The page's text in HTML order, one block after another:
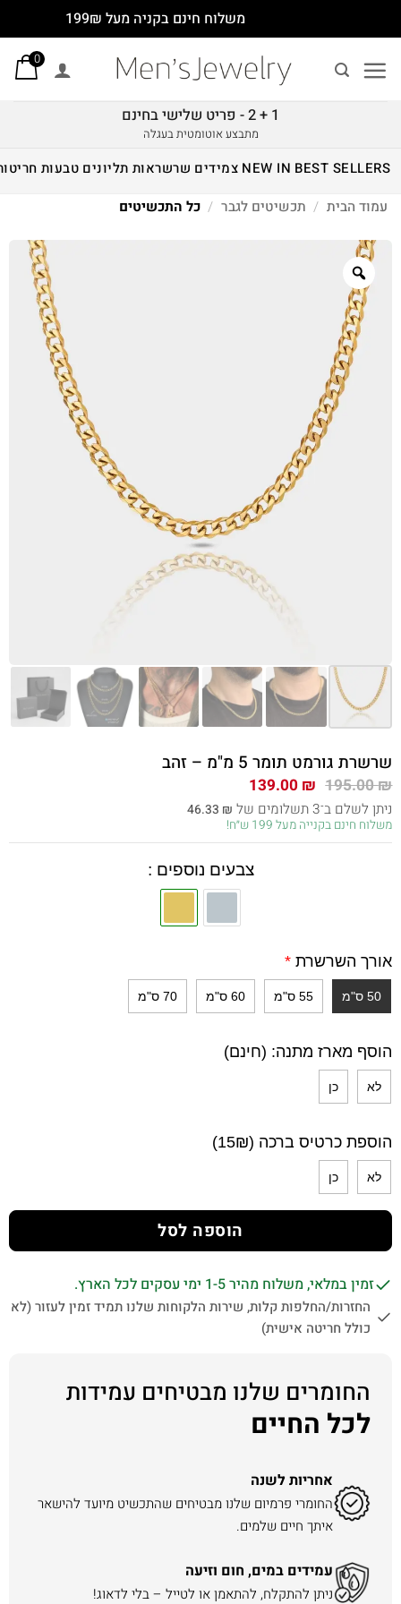
משלוח חינם בקניה מעל 199₪
0
1 + 2 - פריט שלישי בחינם
מתבצע אוטומטית בעגלה
BEST SELLERS
NEW IN צמידים שרשראותתליונים טבעותחריטות
עמוד הבית
/ תכשיטים לגבר / כל התכשיטים
Zoom
שרשרת גורמט תומר 5 מ"מ – זהב
195.00₪ המחיר
המקורי
היה:
195.00 ₪.
139.00₪ המחיר
הנוכחי
הוא:
139.00 ₪.
ניתן לשלם ב־3 תשלומים של 46.33₪
משלוח חינם בקנייה מעל 199 ש״ח!
צבעים נוספים :
אורך השרשרת*
50 ס"מ 55 ס"מ 60 ס"מ 70 ס"מ
הוסף מארז מתנה: (חינם)
לא כן
הוספת כרטיס ברכה (15₪)
לא כן
הוספה לסל
זמין במלאי, משלוח מהיר 1-5 ימי עסקים לכל הארץ.
החזרות/החלפות קלות, שירות הלקוחות שלנו תמיד זמין לעזור (לא
כולל חריטה אישית)
החומרים שלנו מבטיחים עמידות
לכל החיים
אחריות לשנה
החומרי פרמיום שלנו מבטיחים שהתכשיט מיועד להישאר
איתך חיים שלמים.
עמידים במים, חום וזיעה
ניתן להתקלח, להתאמן או לטייל – בלי לדאוג!